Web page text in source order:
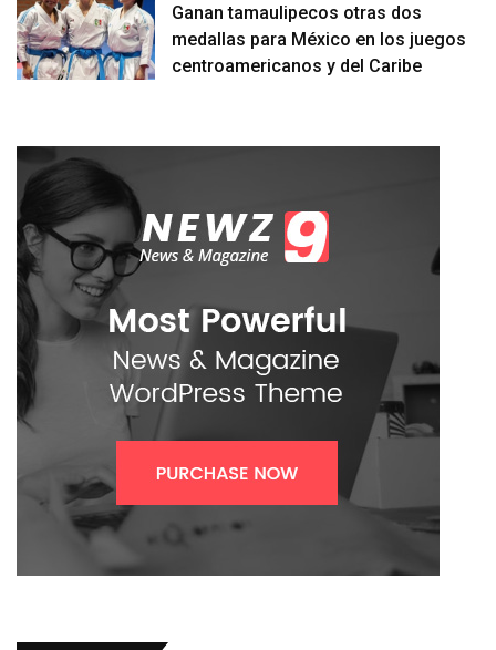
Ganan tamaulipecos otras dos
medallas para México en los juegos
centroamericanos y del Caribe